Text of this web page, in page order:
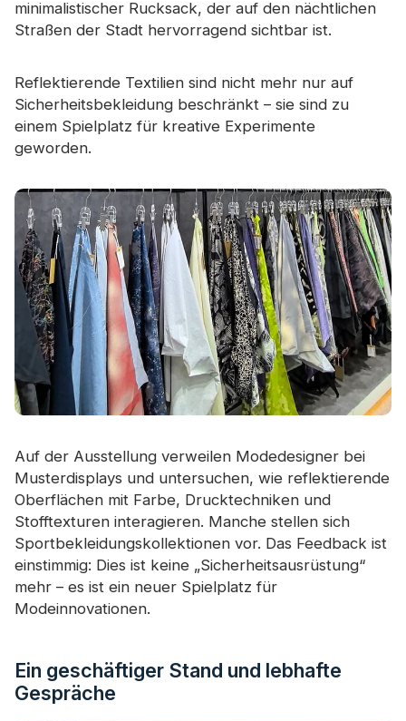
minimalistischer Rucksack, der auf den nächtlichen
Straßen der Stadt hervorragend sichtbar ist.
Reflektierende Textilien sind nicht mehr nur auf
Sicherheitsbekleidung beschränkt – sie sind zu
einem Spielplatz für kreative Experimente
geworden.
Auf der Ausstellung verweilen Modedesigner bei
Musterdisplays und untersuchen, wie reflektierende
Oberflächen mit Farbe, Drucktechniken und
Stofftexturen interagieren. Manche stellen sich
Sportbekleidungskollektionen vor. Das Feedback ist
einstimmig: Dies ist keine „Sicherheitsausrüstung“
mehr – es ist ein neuer Spielplatz für
Modeinnovationen.
Ein geschäftiger Stand und lebhafte
Gespräche